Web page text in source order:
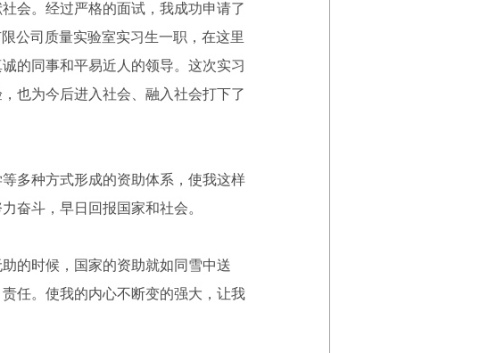
会。经过严格的面试，我成功申请了
公司质量实验室实习生一职，在这里
的同事和平易近人的领导。这次实习
也为今后进入社会、融入社会打下了
多种方式形成的资助体系，使我这样
奋斗，早日回报国家和社会。
的时候，国家的资助就如同雪中送
任。使我的内心不断变的强大，让我